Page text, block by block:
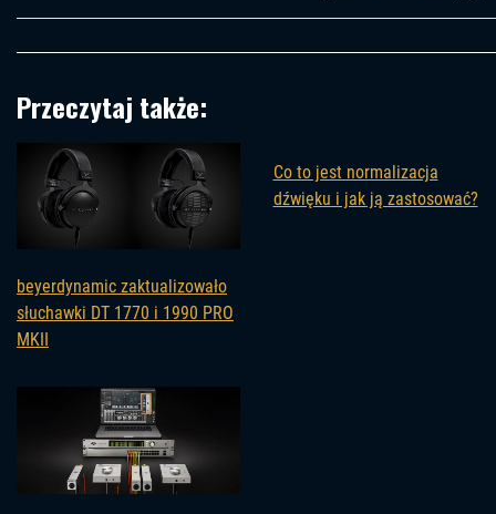
Przeczytaj także:
beyerdynamic zaktualizowało
słuchawki DT 1770 i 1990 PRO
MKII
Co to jest normalizacja
dźwięku i jak ją zastosować?